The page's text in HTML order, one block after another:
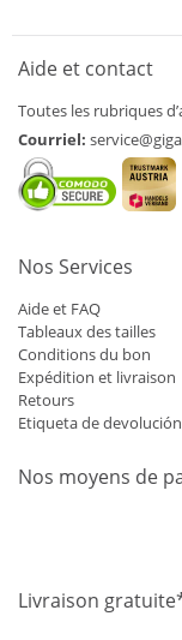
Aide et contact
Toutes les rubriques
Courriel:
Nos Services
Aide et FAQ
Tableaux des tailles
Conditions du bon
Expédition et livraison
Retours
Etiqueta de devolución
Nos moyens de
Livraison